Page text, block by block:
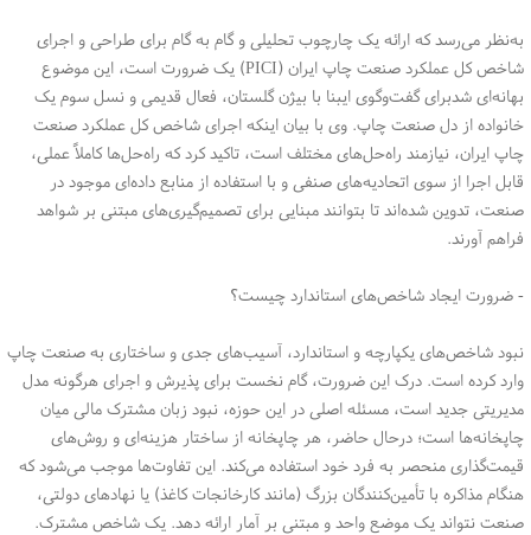
به‌نظر می‌رسد که ارائه یک چارچوب تحلیلی و گام به گام برای طراحی و اجرای
شاخص کل عملکرد صنعت چاپ ایران (PICI) یک ضرورت است، این موضوع
بهانه‌ای شدبرای گفت‌وگوی ایبنا با بیژن گلستان، فعال قدیمی و نسل سوم یک
خانواده از دل صنعت چاپ. وی با بیان اینکه اجرای شاخص کل عملکرد صنعت
چاپ ایران، نیازمند راه‌حل‌های مختلف است، تاکید کرد که راه‌حل‌ها کاملاً عملی،
قابل اجرا از سوی اتحادیه‌های صنفی و با استفاده از منابع داده‌ای موجود در
صنعت، تدوین شده‌اند تا بتوانند مبنایی برای تصمیم‌گیری‌های مبتنی بر شواهد
فراهم آورند.
- ضرورت ایجاد شاخص‌های استاندارد چیست؟
نبود شاخص‌های یکپارچه و استاندارد، آسیب‌های جدی و ساختاری به صنعت چاپ
وارد کرده است. درک این ضرورت، گام نخست برای پذیرش و اجرای هرگونه مدل
مدیریتی جدید است، مسئله اصلی در این حوزه، نبود زبان مشترک مالی میان
چاپخانه‌ها است؛ درحال حاضر، هر چاپخانه از ساختار هزینه‌ای و روش‌های
قیمت‌گذاری منحصر به فرد خود استفاده می‌کند. این تفاوت‌ها موجب می‌شود که
هنگام مذاکره با تأمین‌کنندگان بزرگ (مانند کارخانجات کاغذ) یا نهادهای دولتی،
صنعت نتواند یک موضع واحد و مبتنی بر آمار ارائه دهد. یک شاخص مشترک.